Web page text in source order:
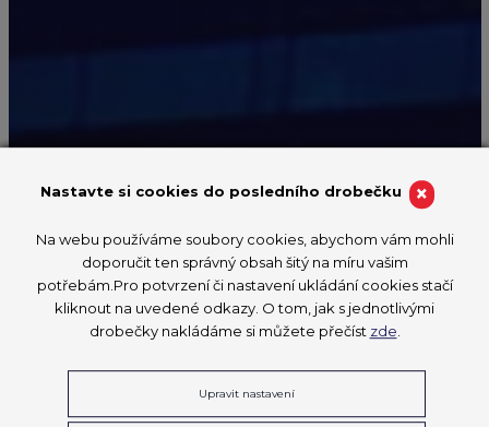
EVROPSKÉ MISTROVSTVÍ MLADÝCH
PROFESIONÁLŮ
EuroSkills
2025
×
Nastavte si cookies do posledního drobečku
Na webu používáme soubory cookies, abychom vám mohli
doporučit ten správný obsah šitý na míru vašim
potřebám.Pro potvrzení či nastavení ukládání cookies stačí
kliknout na uvedené odkazy. O tom, jak s jednotlivými
drobečky nakládáme si můžete přečíst zde
Upravit nastavení